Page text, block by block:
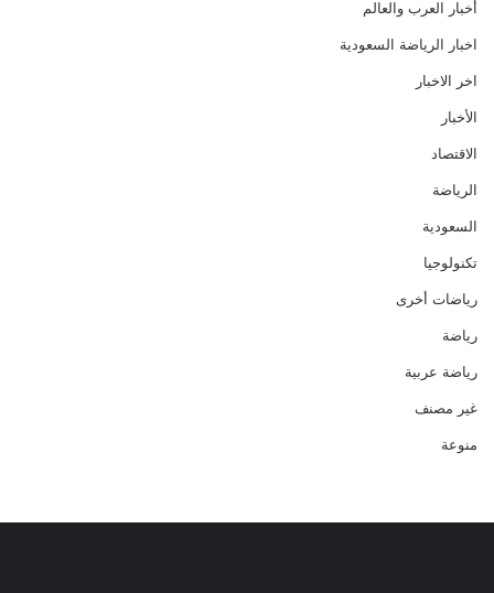
أخبار العرب والعالم
اخبار الرياضة السعودية
اخر الاخبار
الأخبار
الاقتصاد
الرياضة
السعودية
تكنولوجيا
رياضات أخرى
رياضة
رياضة عربية
غير مصنف
منوعة